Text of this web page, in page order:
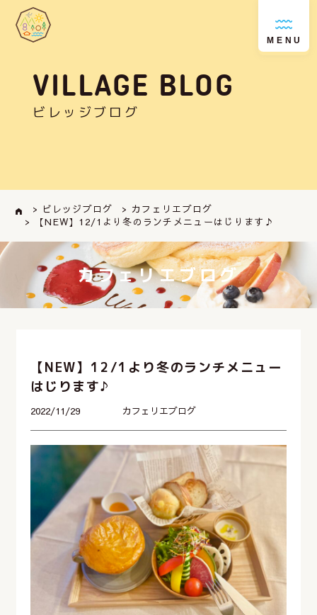
MENU
VILLAGE BLOG
ビレッジブログ
> ビレッジブログ
> カフェリエブログ
> 【NEW】12/1より冬のランチメニューはじります♪
カフェリエブログ
【NEW】12/1より冬のランチメニュー
はじります♪
2022/11/29 カフェリエブログ